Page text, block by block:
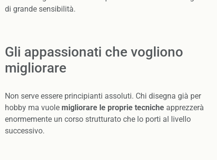
di grande sensibilità.
Gli appassionati che vogliono
migliorare
Non serve essere principianti assoluti. Chi disegna già per
hobby ma vuole migliorare le proprie tecniche apprezzerà
enormemente un corso strutturato che lo porti al livello
successivo.